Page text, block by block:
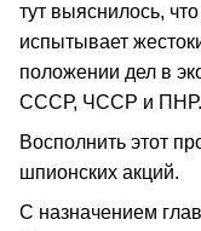
тут выяснилось,
испытывает
положении дел в
СССР, ЧССР и ПНР.
Восполнить этот
шпионских акций.
С назначением